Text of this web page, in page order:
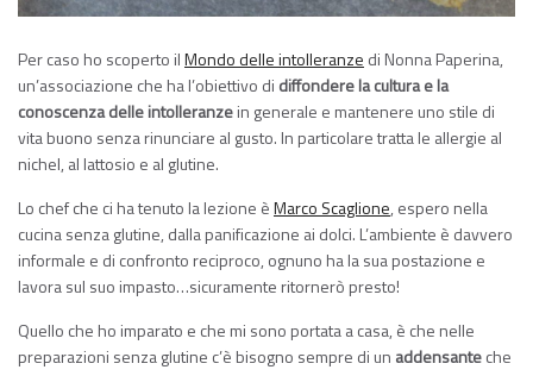
Per caso ho scoperto ilMondo delle intolleranze di Nonna Paperina,
un’associazione che ha l’obiettivo di diffondere la cultura e la
conoscenza delle intolleranzein generale e mantenere uno stile di
vita buono senza rinunciare al gusto. In particolare tratta le allergie al
nichel, al lattosio e al glutine.
Lo chef che ci ha tenuto la lezione èMarco Scaglione, espero nella
cucina senza glutine, dalla panificazione ai dolci. L’ambiente è davvero
informale e di confronto reciproco, ognuno ha la sua postazione e
lavora sul suo impasto…sicuramente ritornerò presto!
Quello che ho imparato e che mi sono portata a casa, è che nelle
preparazioni senza glutine c’è bisogno sempre di un addensanteche